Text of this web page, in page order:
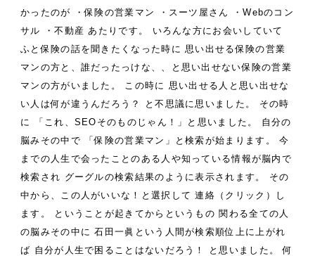
かったのが ・保険の営業マン ・スーツ屋さん
・Webのコン
サル
・不動産 あたりです。
いろんな方にお会いしていて
ふと保険の話を聞きたくなった時に 思い出せる保険の営業
マンの方と、誰だったっけな、、と思い出せない保険の営業
マンの方がいました。
この時に 思い出せる人と思い出せな
い人は何が違うんだろう？
と不思議に思いました。
その時
に
「これ、SEOそのものじゃん！」と思いました。
自分の
脳みその中で 「保険の営業マン」と検索が始まります。
今
までの人生で会ったことのある人や知っている情報が脳内で
検索され グーグルの検索結果のように表示されます。
その
中から、この人がいいな！と選択して 連絡（クリック）し
ます。
ということが起きてからというもの 関わる全ての人
の脳みその中に 石田一眞という人間が検索順位上に上がれ
ば 自分が人生で困ることはないだろう！ と思いました。
何